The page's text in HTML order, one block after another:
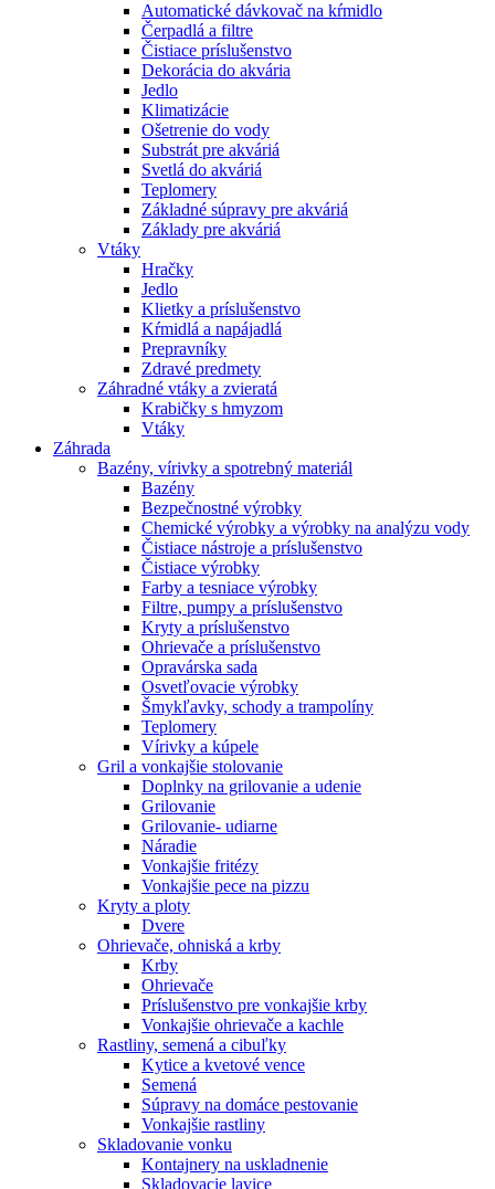
Automatické dávkovač na kŕmidlo
Čerpadlá a filtre
Čistiace príslušenstvo
Dekorácia do akvária
Jedlo
Klimatizácie
Ošetrenie do vody
Substrát pre akváriá
Svetlá do akváriá
Teplomery
Základné súpravy pre akváriá
Základy pre akváriá
Vtáky
Hračky
Jedlo
Klietky a príslušenstvo
Kŕmidlá a napájadlá
Prepravníky
Zdravé predmety
Záhradné vtáky a zvieratá
Krabičky s hmyzom
Vtáky
Záhrada
Bazény, vírivky a spotrebný materiál
Bazény
Bezpečnostné výrobky
Chemické výrobky a výrobky na analýzu vody
Čistiace nástroje a príslušenstvo
Čistiace výrobky
Farby a tesniace výrobky
Filtre, pumpy a príslušenstvo
Kryty a príslušenstvo
Ohrievače a príslušenstvo
Opravárska sada
Osvetľovacie výrobky
Šmykľavky, schody a trampolíny
Teplomery
Vírivky a kúpele
Gril a vonkajšie stolovanie
Doplnky na grilovanie a udenie
Grilovanie
Grilovanie- udiarne
Náradie
Vonkajšie fritézy
Vonkajšie pece na pizzu
Kryty a ploty
Dvere
Ohrievače, ohniská a krby
Krby
Ohrievače
Príslušenstvo pre vonkajšie krby
Vonkajšie ohrievače a kachle
Rastliny, semená a cibuľky
Kytice a kvetové vence
Semená
Súpravy na domáce pestovanie
Vonkajšie rastliny
Skladovanie vonku
Kontajnery na uskladnenie
Skladovacie lavice